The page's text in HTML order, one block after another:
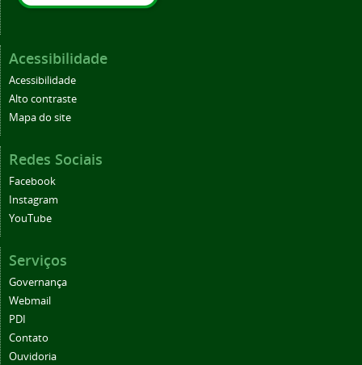
Acessibilidade
Acessibilidade
Alto contraste
Mapa do site
Redes Sociais
Facebook
Instagram
YouTube
Serviços
Governança
Webmail
PDI
Contato
Ouvidoria